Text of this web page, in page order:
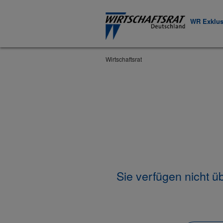
WR
Wirtschaftsrat
Sie verfügen nicht